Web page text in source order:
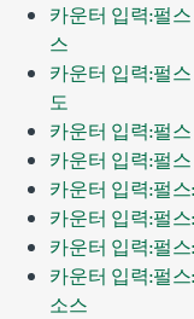
카운터 입력:펄
스
카운터 입력:펄
도
카운터 입력:펄
카운터 입력:펄
카운터 입력:펄
카운터 입력:펄
카운터 입력:펄
카운터 입력:펄
소스